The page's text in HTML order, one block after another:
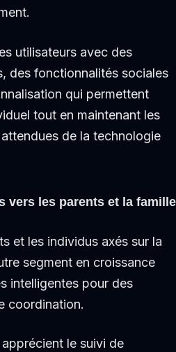
utilisateurs avec des
des fonctionnalités sociales
qui permettent
tout en maintenant les
de la technologie
vers les parents et la famille
et les individus axés sur la
segment en croissance
intelligentes pour des
coordination.
le suivi de